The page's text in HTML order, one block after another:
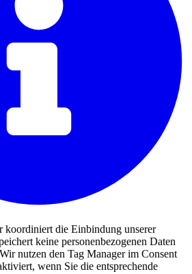
koordiniert die Einbindung unserer
keine personenbezogenen Daten
nutzen den Tag Manager im Consent
wenn Sie die entsprechende